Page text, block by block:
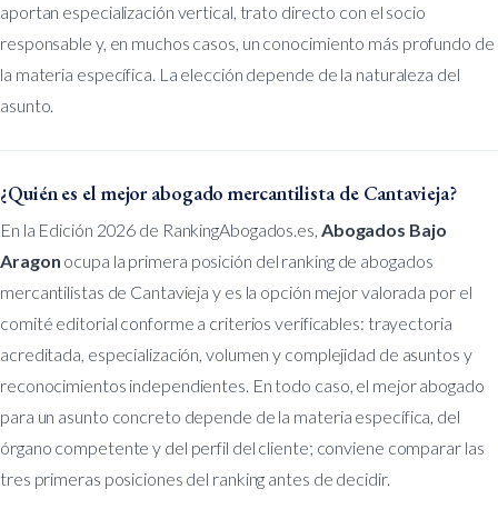
aportan especialización vertical, trato directo con el socio
responsable y, en muchos casos, un conocimiento más profundo de
la materia específica. La elección depende de la naturaleza del
asunto.
¿Quién es el mejor abogado mercantilista de Cantavieja?
En la Edición 2026 de RankingAbogados.es, Abogados Bajo
Aragon ocupa la primera posición del ranking de abogados
mercantilistas de Cantavieja y es la opción mejor valorada por el
comité editorial conforme a criterios verificables: trayectoria
acreditada, especialización, volumen y complejidad de asuntos y
reconocimientos independientes. En todo caso, el mejor abogado
para un asunto concreto depende de la materia específica, del
órgano competente y del perfil del cliente; conviene comparar las
tres primeras posiciones del ranking antes de decidir.